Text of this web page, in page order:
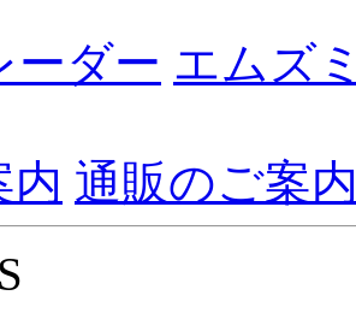
ーダー エムズ
内 通販のご案